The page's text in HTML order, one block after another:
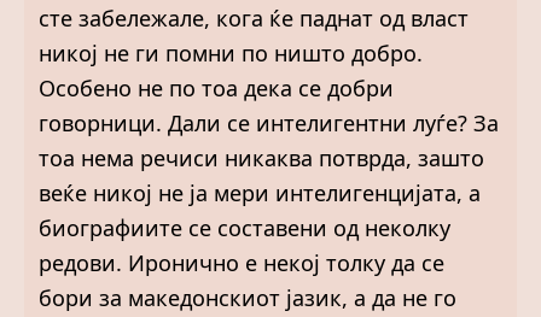
сте забележале, кога ќе паднат од власт
никој не ги помни по ништо добро.
Особено не по тоа дека се добри
говорници. Дали се интелигентни луѓе? За
тоа нема речиси никаква потврда, зашто
веќе никој не ја мери интелигенцијата, а
биографиите се составени од неколку
редови. Иронично е некој толку да се
бори за македонскиот јазик, а да не го